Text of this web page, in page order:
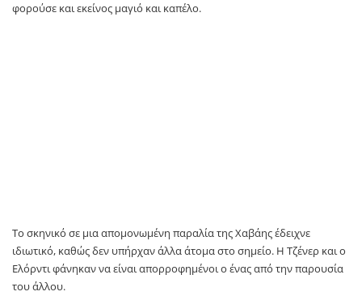
φορούσε και εκείνος μαγιό και καπέλο.
Το σκηνικό σε μια απομονωμένη παραλία της Χαβάης έδειχνε
ιδιωτικό, καθώς δεν υπήρχαν άλλα άτομα στο σημείο. Η Τζένερ και ο
Ελόρντι φάνηκαν να είναι απορροφημένοι ο ένας από την παρουσία
του άλλου.